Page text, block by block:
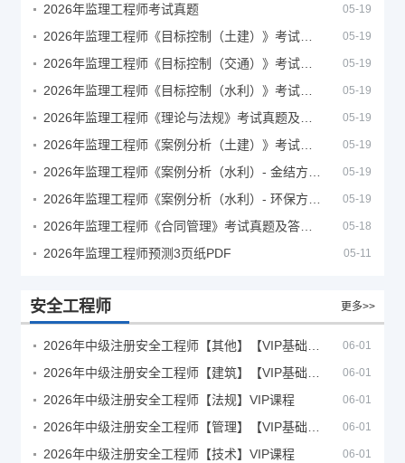
2026年监理工程师考试真题 05-19
05-19
05-19
05-19
05-19
05-19
05-19
05-19
05-18
2026年监理工程师预测3页纸PDF 05-11
安全工程师 更多>>
06-01
06-01
2026年中级注册安全工程师【法规】VIP课程 06-01
06-01
2026年中级注册安全工程师【技术】VIP课程 06-01